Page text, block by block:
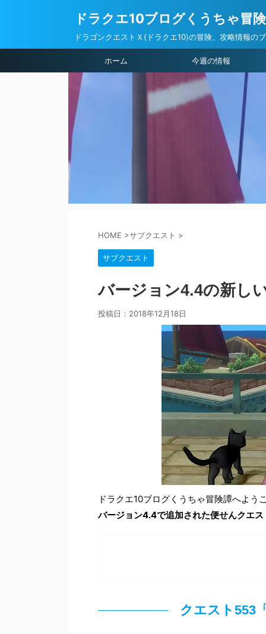
ドラクエ10ブログくうちゃ冒
ドラゴンクエストＸ(ドラクエ10)の冒険、攻略情報の
ホーム 今週の情報
HOME >サブクエスト >
サブクエスト
バージョン4.4の新し
投稿日： 2018年12月18日
ドラクエ10ブログくうちゃ冒険譚へよう
バージョン4.4で追加された便せんクエ
クエスト553